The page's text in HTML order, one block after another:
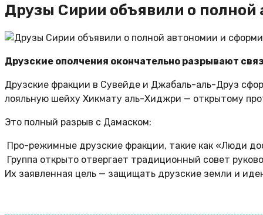
Друзы Сирии объявили о
Друзские ополчения окончательно разрывают
Друзские фракции в Сувейде и Джабаль-аль-Друз
лояльную шейху Хикмату аль-Хиджри — открытому
Это полный разрыв с Дамаском:
Про-режимные друзские фракции, такие как «Люди
Группа открыто отвергает традиционный совет
Их заявленная цель — защищать друзские земли и